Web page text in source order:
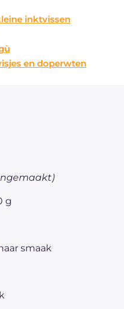
inktvissen
en doperwten
g
smaak